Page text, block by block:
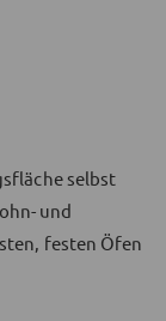
selbst
und
festen Öfen